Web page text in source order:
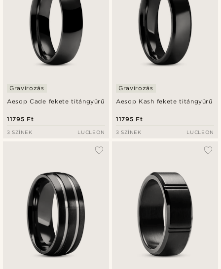
Aesop Cade fekete titángyűrű
Gravírozás
11795 Ft
3 SZÍNEK LUCLEON
Aesop Kash fekete titángyűrű
Gravírozás
11795 Ft
3 SZÍNEK LUCLEON